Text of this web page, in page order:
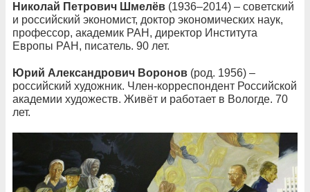
Николай Петрович Шмелёв (1936–2014) – советский
и российский экономист, доктор экономических наук,
профессор, академик РАН, директор Института
Европы РАН, писатель. 90 лет.
Юрий Александрович Воронов (род. 1956) –
российский художник. Член-корреспондент Российской
академии художеств. Живёт и работает в Вологде. 70
лет.